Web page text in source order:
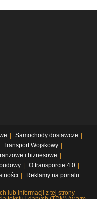
Samochody dostawcze
Transport Wojskowy
i biznesowe
O transporcie 4.0
Reklamy na portalu
lub informacji z tej strony